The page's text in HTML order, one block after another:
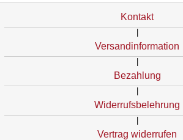
Kontakt
Versandinformation
Bezahlung
Widerrufsbelehrung
Vertrag widerrufen